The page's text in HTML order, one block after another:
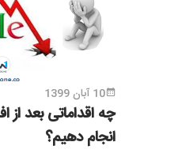
10 آبان 1399
چه اقداماتی بعد از
انجام دهیم؟